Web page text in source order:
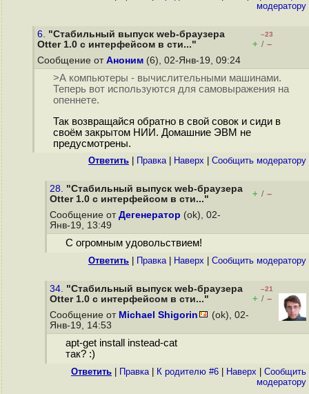
модератору
6. "Стабильный выпуск web-браузера
Otter 1.0 с интерфейсом в сти..."
–23
+ / –
Сообщение от Аноним (6), 02-Янв-19, 09:24
>А компьютеры - вычислительными машинами.
Теперь вот используются для самовыражения на
опеннете.
Так возвращайся обратно в свой совок и сиди в
своём закрытом НИИ. Домашние ЭВМ не
предусмотрены.
Ответить Правка| Наверх Cообщить модератору
28. "Стабильный выпуск web-браузера
Otter 1.0 с интерфейсом в сти..."
+ / –
Сообщение от Дегенератор (ok), 02-
Янв-19, 13:49
С огромным удовольствием!
Ответить Правка| Наверх Cообщить модератору
34. "Стабильный выпуск web-браузера
Otter 1.0 с интерфейсом в сти..."
–21
+ / –
Сообщение от Michael Shigorin
(ok), 02-
Янв-19, 14:53
apt-get install instead-cat
так? :)
Ответить Правка| К родителю #6 Наверх
Cообщить
модератору